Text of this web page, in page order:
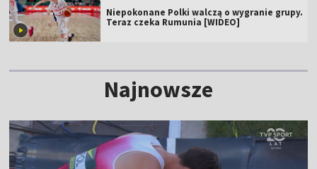
Niepokonane Polki walczą o wygranie grupy.
Teraz czeka Rumunia [WIDEO]
Najnowsze